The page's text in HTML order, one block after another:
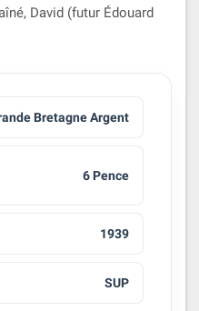
David (futur Édouard
Bretagne Argent
6 Pence
1939
SUP